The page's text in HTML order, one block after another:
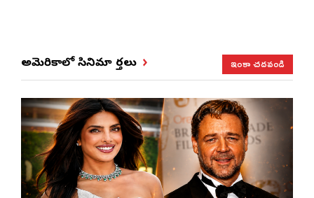
అమెరికాలో సినిమా వార్తలు ఇంకా చదవండి